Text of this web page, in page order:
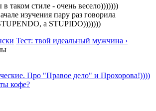
в таком стиле - очень весело)))))))
изучения пару раз говорила
a STUPIDO)))))))
Тест: твой идеальный мужчина ›
Про "Правое дело" и Прохорова!))))
кофе?